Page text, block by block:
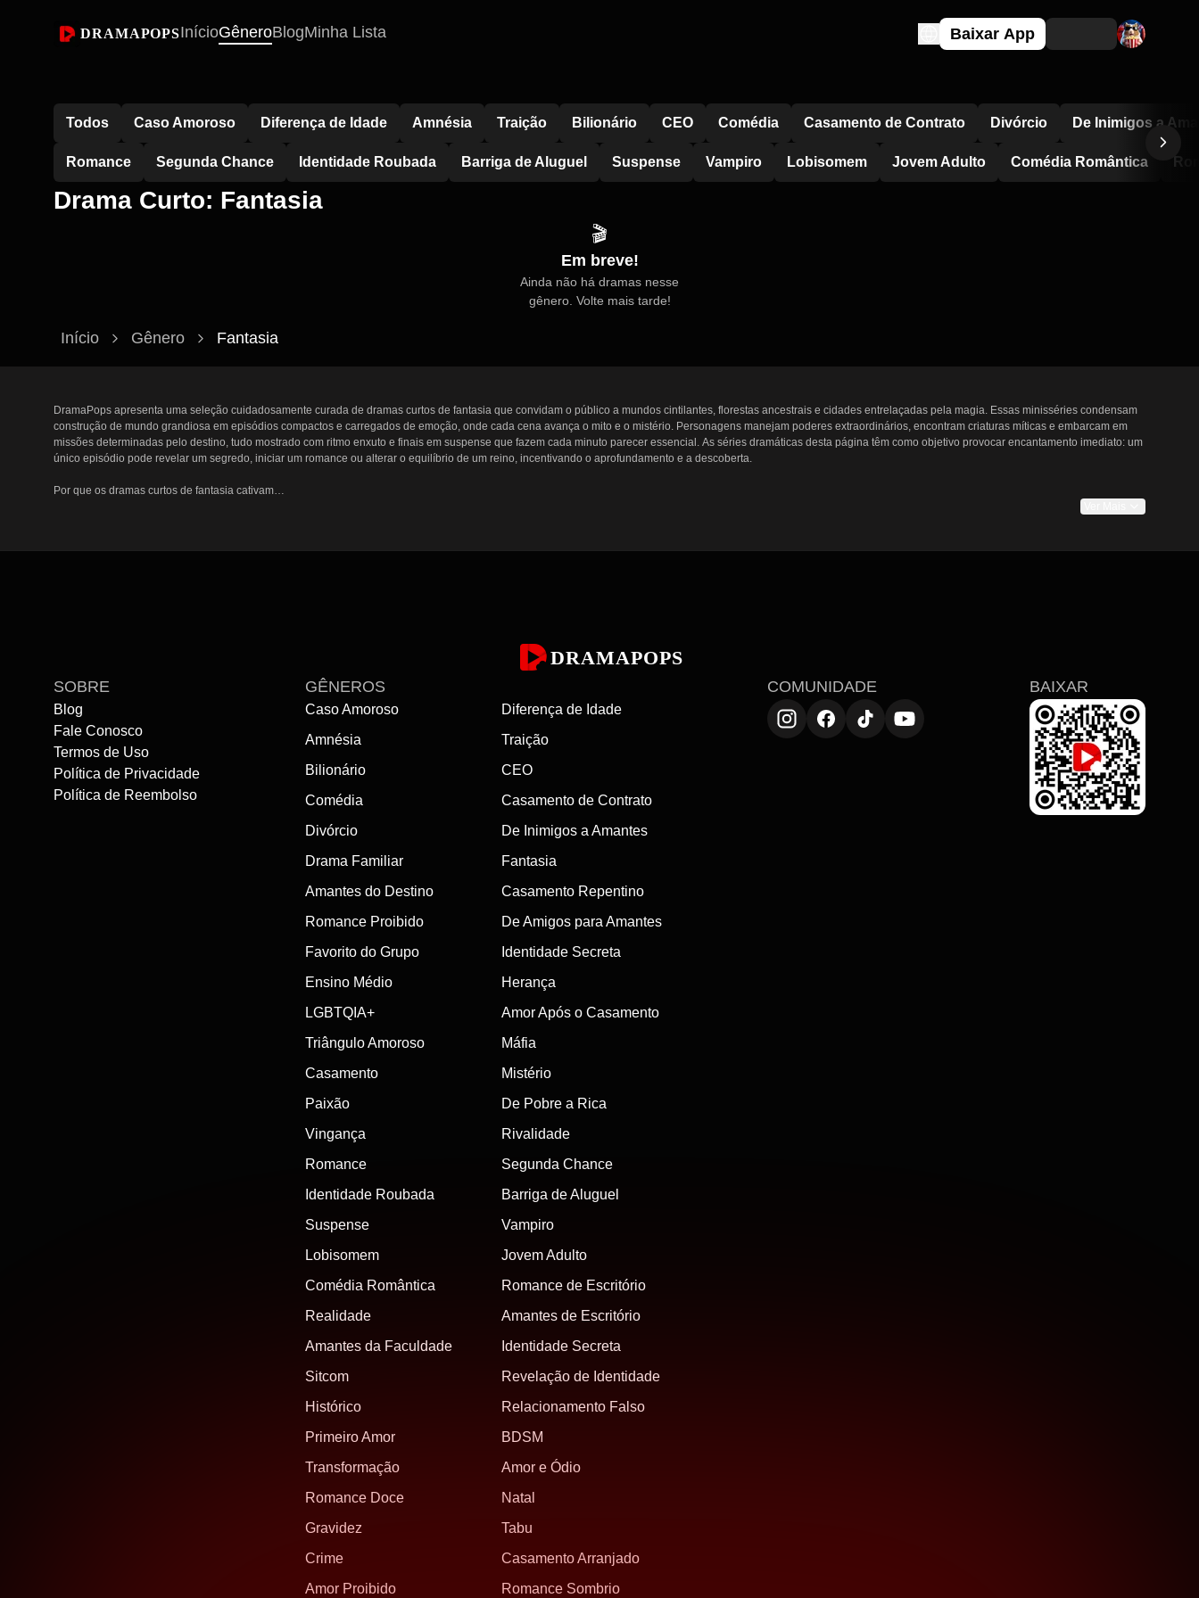
DRAMAPOPSInícioGêneroBlogMinha Lista Baixar App
Todos Caso Amoroso Diferença de Idade Amnésia Traição Bilionário CEO Comédia Casamento de Contrato Divórcio De Inimigos a
Romance Segunda Chance Identidade Roubada Barriga de Aluguel Suspense Vampiro Lobisomem Jovem Adulto Comédia Romântica
Drama Curto: Fantasia
🎬
Em breve!
Ainda não há dramas nesse
gênero. Volte mais tarde!
Início Gênero Fantasia
DramaPops apresenta uma seleção cuidadosamente curada de dramas curtos de fantasia que convidam o público a mundos cintilantes, florestas ancestrais e cidades entrelaçadas pela magia. Essas minisséries condensam
construção de mundo grandiosa em episódios compactos e carregados de emoção, onde cada cena avança o mito e o mistério. Personagens manejam poderes extraordinários, encontram criaturas míticas e embarcam em
missões determinadas pelo destino, tudo mostrado com ritmo enxuto e finais em suspense que fazem cada minuto parecer essencial. As séries dramáticas desta página têm como objetivo provocar encantamento imediato: um
único episódio pode revelar um segredo, iniciar um romance ou alterar o equilíbrio de um reino, incentivando o aprofundamento e a descoberta.
Por que os dramas curtos de fantasia cativam
românticos de fantasia acontecem com rapidez — faíscas românticas podem carregar o peso de profecias, e paixões proibidas frequentemente se encontram com perigos de outro mundo. Para fãs dos estilos de drama de
narrativa clara, desde missões para salvar reinos até magia urbana oculta sob ruas modernas. As produções em destaque enfatizam romance, mistério ou escala épica, oferecendo uma variedade de experiências em formato
de minisséries. A seleção reúne histórias que combinam encantamento e intensidade, mostrando como a fantasia em formato reduzido pode entregar mundos ricos, conflitos envolventes e emoções marcantes em episódios
curtos.
Comece a assistir
Explore as principais séries de fantasia selecionadas no DramaPops e veja como episódios compactos podem proporcionar aventuras de grande escala. Entre em novos mundos com os melhores dramas de fantasia hoje e
aproveite acesso imediato a histórias mágicas e envolventes. Assista agora gratuitamente — comece a ver os dramas curtos de fantasia mais cativantes no DramaPops.
DRAMAPOPS
SOBRE
Blog
Fale Conosco
Termos de Uso
Política de Privacidade
Política de Reembolso
GÊNEROS
Caso Amoroso
Diferença de Idade
Amnésia
Traição
Bilionário
CEO
Comédia
Casamento de Contrato
Divórcio
De Inimigos a Amantes
Drama Familiar
Fantasia
Amantes do Destino
Casamento Repentino
Romance Proibido
De Amigos para Amantes
Favorito do Grupo
Identidade Secreta
Ensino Médio
Herança
LGBTQIA+
Amor Após o Casamento
Triângulo Amoroso
Máfia
Casamento
Mistério
Paixão
De Pobre a Rica
Vingança
Rivalidade
Romance
Segunda Chance
Identidade Roubada
Barriga de Aluguel
Suspense
Vampiro
Lobisomem
Jovem Adulto
Comédia Romântica
Romance de Escritório
Realidade
Amantes de Escritório
Amantes da Faculdade
Identidade Secreta
Sitcom
Revelação de Identidade
Histórico
Relacionamento Falso
Primeiro Amor
BDSM
Transformação
Amor e Ódio
Romance Doce
Natal
Gravidez
Tabu
Crime
Casamento Arranjado
Amor Proibido
Romance Sombrio
COMUNIDADE BAIXAR